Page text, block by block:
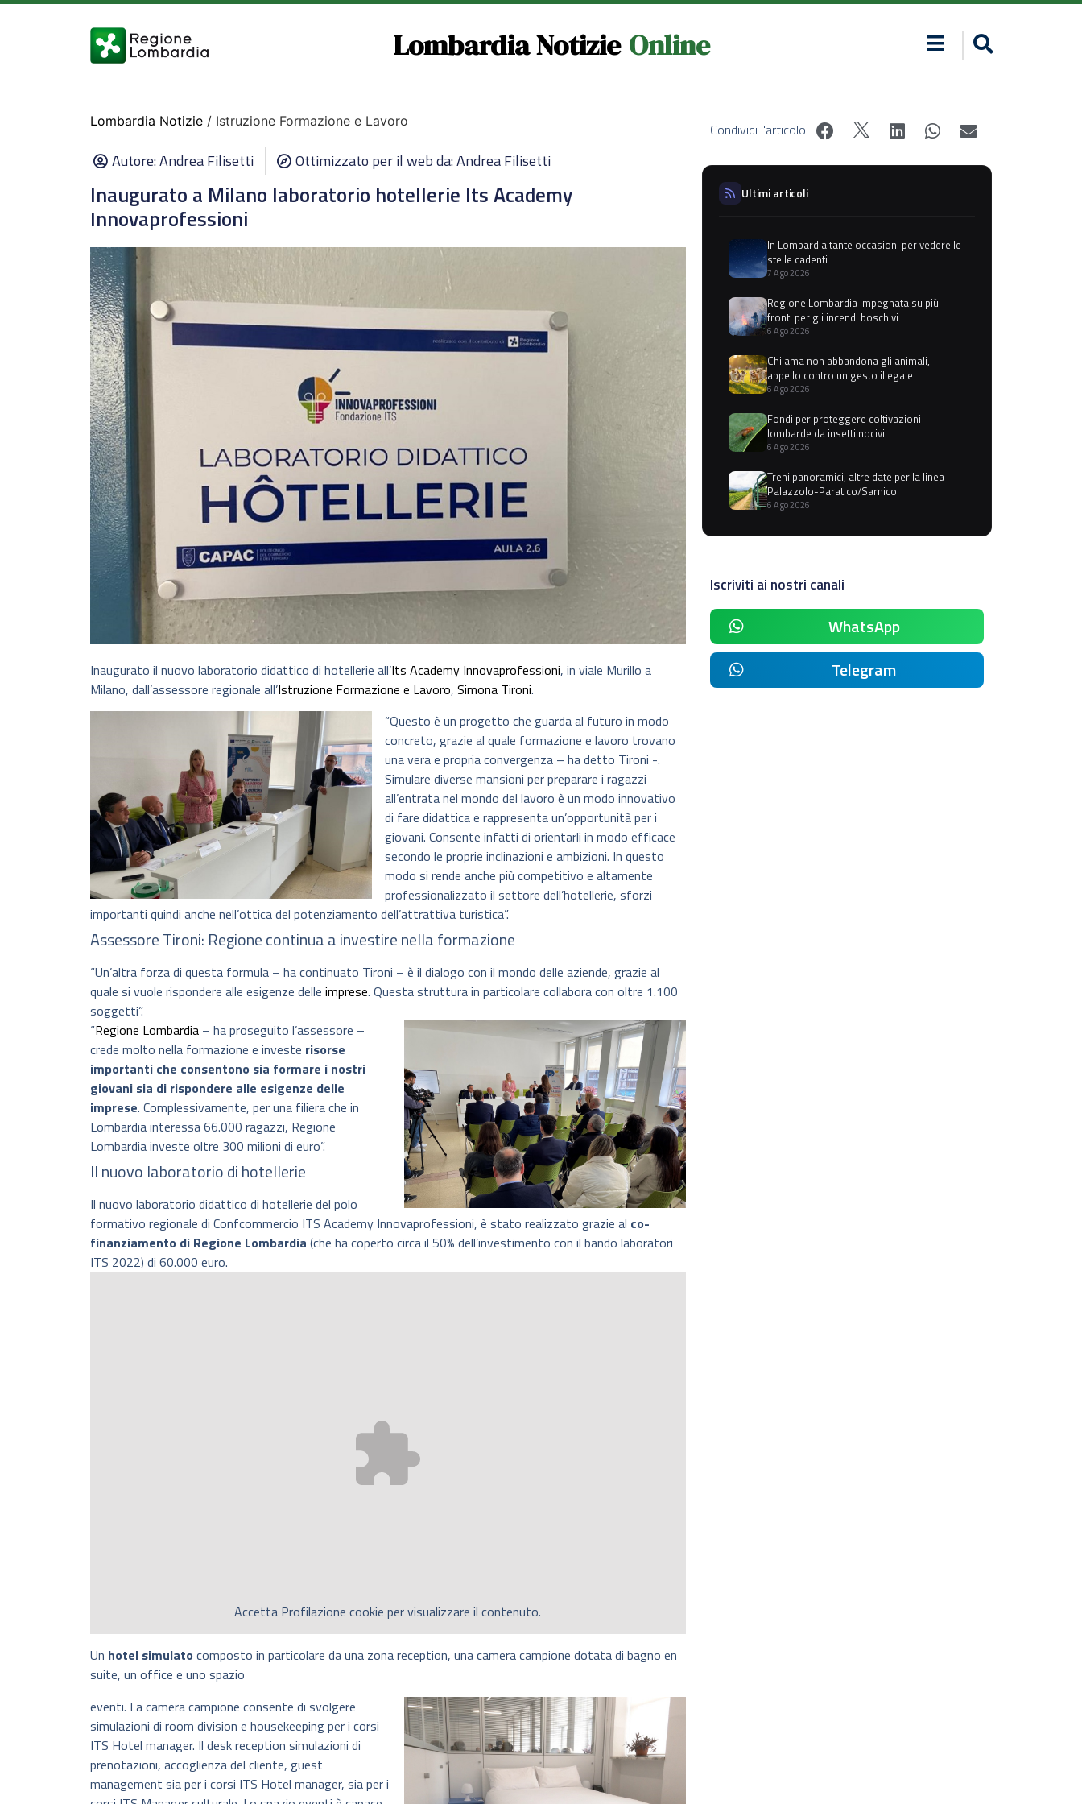
Lombardia Notizie Online
Lombardia Notizie / Istruzione Formazione e Lavoro
Autore:Andrea Filisetti Ottimizzato per il web da: Andrea Filisetti
Inaugurato a Milano laboratorio hotellerie Its Academy
Innovaprofessioni
Inaugurato il nuovo laboratorio didattico di hotellerie all’Its Academy Innovaprofessioni, in viale Murillo a
Milano, dall’assessore regionale all’Istruzione Formazione e Lavoro, Simona Tironi.
“Questo è un progetto che guarda al futuro in modo
concreto, grazie al quale formazione e lavoro trovano
una vera e propria convergenza – ha detto Tironi -.
Simulare diverse mansioni per preparare i ragazzi
all’entrata nel mondo del lavoro è un modo innovativo
di fare didattica e rappresenta un’opportunità per i
giovani. Consente infatti di orientarli in modo efficace
secondo le proprie inclinazioni e ambizioni. In questo
modo si rende anche più competitivo e altamente
professionalizzato il settore dell’hotellerie, sforzi
importanti quindi anche nell’ottica del potenziamento dell’attrattiva turistica”.
Assessore Tironi: Regione continua a investire nella formazione
“Un’altra forza di questa formula – ha continuato Tironi – è il dialogo con il mondo delle aziende, grazie al
quale si vuole rispondere alle esigenze delle imprese. Questa struttura in particolare collabora con oltre 1.100
soggetti”.
“Regione Lombardia – ha proseguito l’assessore –
crede molto nella formazione e investe risorse
importanti che consentono sia formare i nostri
giovani sia di rispondere alle esigenze delle
imprese. Complessivamente, per una filiera che in
Lombardia interessa 66.000 ragazzi, Regione
Lombardia investe oltre 300 milioni di euro”.
Il nuovo laboratorio di hotellerie
Il nuovo laboratorio didattico di hotellerie del polo
formativo regionale di Confcommercio ITS Academy Innovaprofessioni, è stato realizzato grazie al co-
finanziamento di Regione Lombardia (che ha coperto circa il 50% dell’investimento con il bando laboratori
ITS 2022) di 60.000 euro.
Accetta Profilazione cookie per visualizzare il contenuto.
Un hotel simulato composto in particolare da una zona reception, una camera campione dotata di bagno en
suite, un office e uno spazio
eventi. La camera campione consente di svolgere
simulazioni di room division e housekeeping per i corsi
ITS Hotel manager. Il desk reception simulazioni di
prenotazioni, accoglienza del cliente, guest
management sia per i corsi ITS Hotel manager, sia per i
Condividi l'articolo:
Ultimi articoli
In Lombardia tante occasioni per vedere le
stelle cadenti
7 Ago 2026
Regione Lombardia impegnata su più
fronti per gli incendi boschivi
6 Ago 2026
Chi ama non abbandona gli animali,
appello contro un gesto illegale
6 Ago 2026
Fondi per proteggere coltivazioni
lombarde da insetti nocivi
6 Ago 2026
Treni panoramici, altre date per la linea
Palazzolo-Paratico/Sarnico
6 Ago 2026
Iscriviti ai nostri canali
WhatsApp
Telegram